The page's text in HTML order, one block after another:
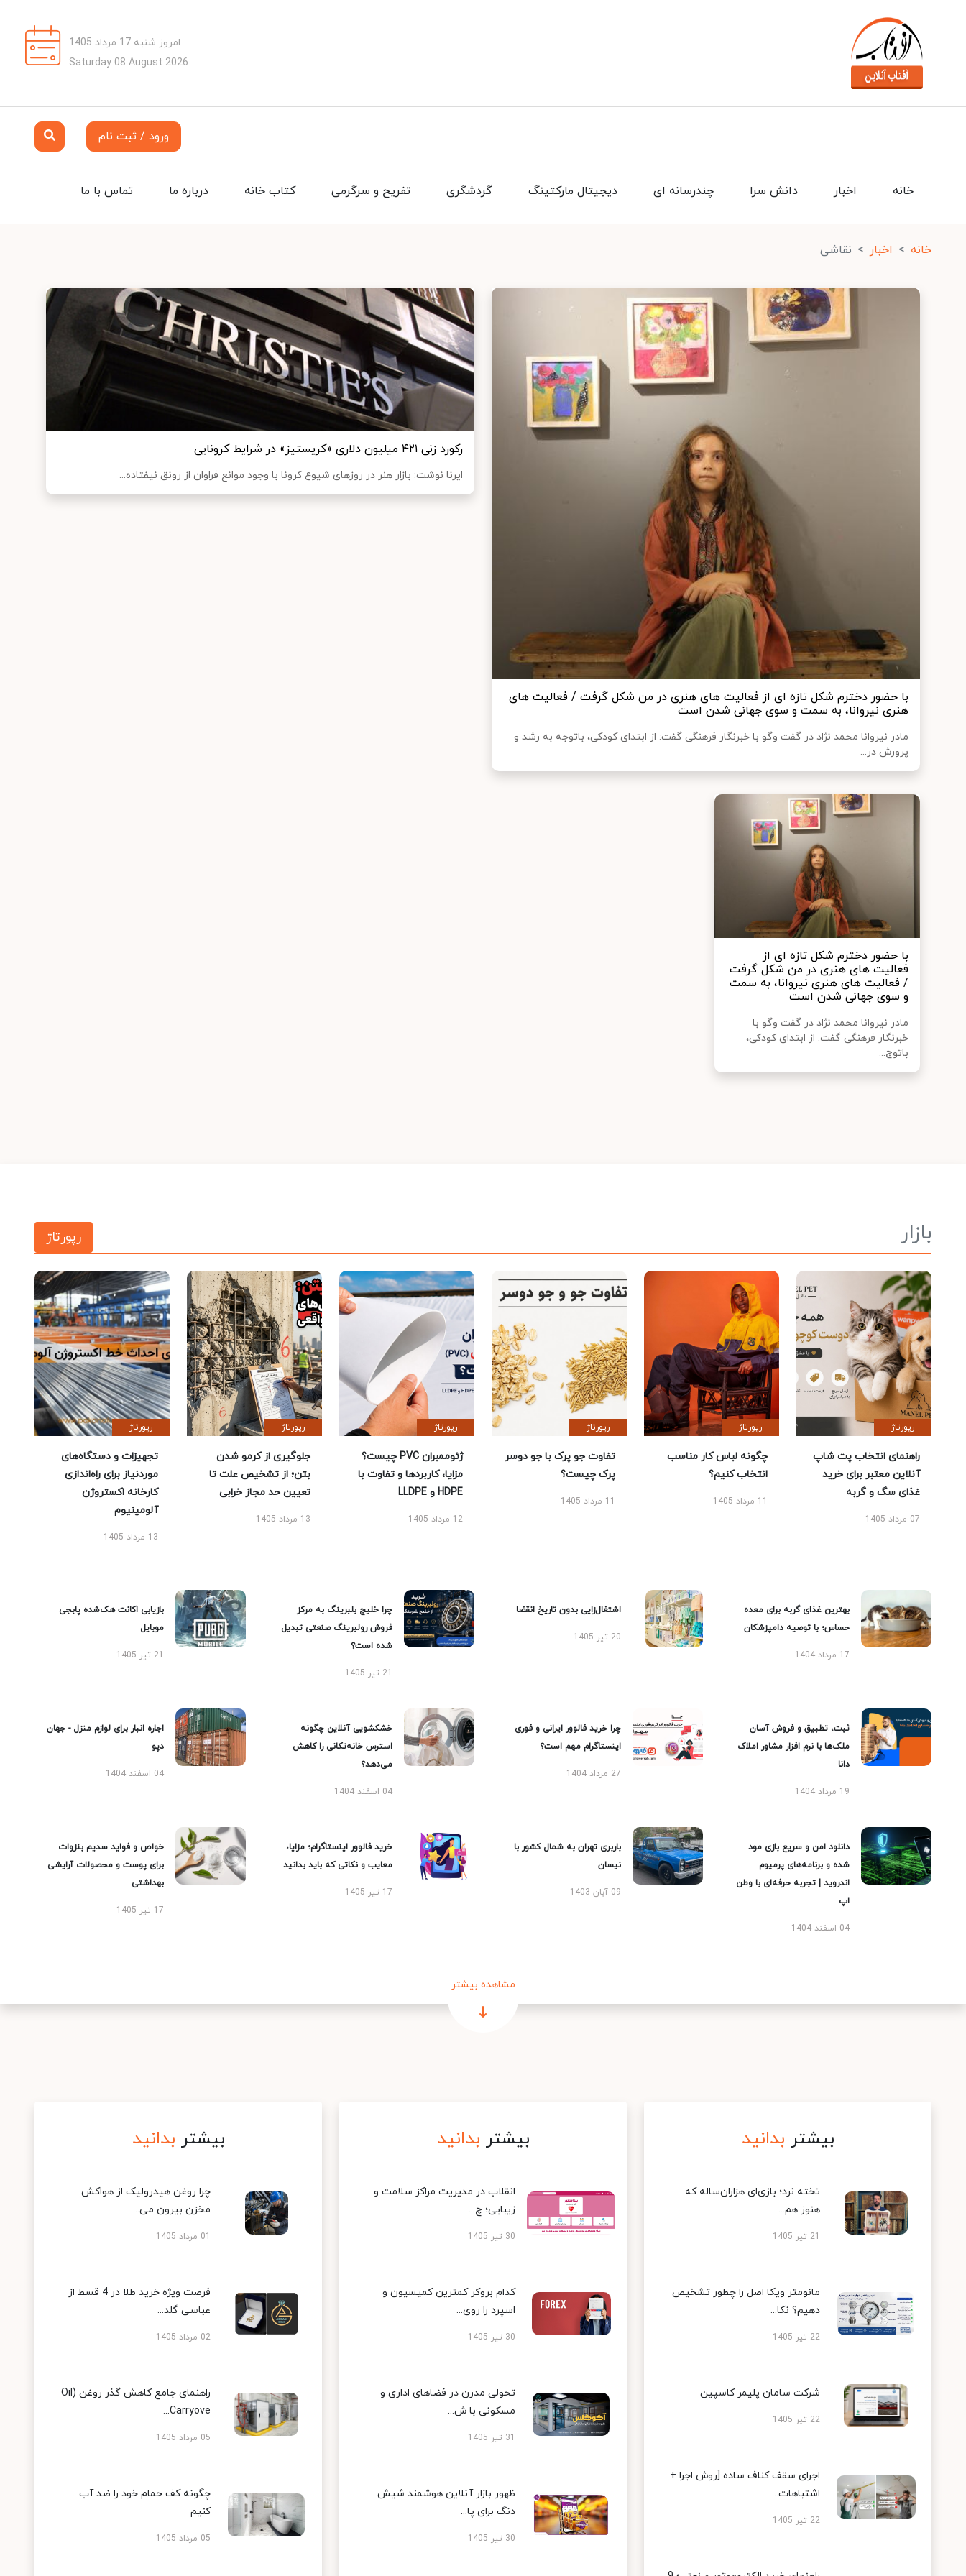
امروز شنبه 17 مرداد 1405
Saturday 08 August 2026
ورود / ثبت نام
تماس با ما درباره ما کتاب خانه تفریح و سرگرمی گردشگری دیجیتال مارکتینگ چندرسانه ای دانش سرا اخبار خانه
خانه اخبار نقاشی
با حضور دخترم شکل تازه ای از فعالیت های هنری در من شکل گرفت / فعالیت های
هنری نیروانا، به سمت و سوی جهانی شدن است
مادر نیروانا محمد نژاد در گفت وگو با خبرنگار فرهنگی گفت: از ابتدای کودکی، باتوجه به رشد و
پرورش در...
رکورد زنی ۴۲۱ میلیون دلاری «کریستیز» در شرایط کرونایی
ایرنا نوشت: بازار هنر در روزهای شیوع کرونا با وجود موانع فراوان از رونق نیفتاده...
با حضور دخترم شکل تازه ای از
فعالیت های هنری در من شکل گرفت
/ فعالیت های هنری نیروانا، به سمت
و سوی جهانی شدن است
مادر نیروانا محمد نژاد در گفت وگو با
خبرنگار فرهنگی گفت: از ابتدای کودکی،
باتوج...
بازار رپورتاژ
رپورتاژ
راهنمای انتخاب پت شاپ
آنلاین معتبر برای خرید
غذای سگ و گربه
07 مرداد 1405
رپورتاژ
چگونه لباس کار مناسب
انتخاب کنیم؟
11 مرداد 1405
رپورتاژ
تفاوت جو پرک با جو دوسر
پرک چیست؟
11 مرداد 1405
رپورتاژ
ژئوممبران PVC چیست؟
مزایا، کاربردها و تفاوت با
HDPE و LLDPE
12 مرداد 1405
رپورتاژ
جلوگیری از کرمو شدن
بتن؛ از تشخیص علت تا
تعیین حد مجاز خرابی
13 مرداد 1405
رپورتاژ
تجهیزات و دستگاه‌های
موردنیاز برای راه‌اندازی
کارخانه اکستروژن
آلومینیوم
13 مرداد 1405
بهترین غذای گربه برای معده
حساس؛ با توصیه دامپزشکان
17 مرداد 1404
اشتغال‌زایی بدون تاریخ انقضا
20 تیر 1405
چرا خلیج بلبرینگ به مرکز
فروش رولبرینگ صنعتی تبدیل
شده است؟
21 تیر 1405
بازیابی اکانت هک‌شده پابجی
موبایل
21 تیر 1405
ثبت، تطبیق و فروش آسان
ملک‌ها با نرم افزار مشاور املاک
دانا
19 مرداد 1404
چرا خرید فالوور ایرانی و فوری
اینستاگرام مهم است؟
27 مرداد 1404
خشکشویی آنلاین چگونه
استرس خانه‌تکانی را کاهش
می‌دهد؟
04 اسفند 1404
اجاره انبار برای لوازم منزل - جهان
دپو
04 اسفند 1404
دانلود امن و سریع بازی مود
شده و برنامه‌های پرمیوم
اندروید | تجربه حرفه‌ای با وطن
اپ
04 اسفند 1404
باربری تهران به شمال کشور با
نیسان
09 آبان 1403
خرید فالوور اینستاگرام؛ مزایا،
معایب و نکاتی که باید بدانید
17 تیر 1405
خواص و فواید سدیم بنزوات
برای پوست و محصولات آرایشی
بهداشتی
17 تیر 1405
مشاهده بیشتر
بیشتر بدانید
تخته نرد؛ بازی‌ای هزاران‌ساله که
هنوز هم...
21 تیر 1405
مانومتر ویکا اصل را چطور تشخیص
دهیم؟ نکا...
22 تیر 1405
شرکت سامان پلیمر کاسپین
22 تیر 1405
اجرای سقف کناف ساده [روش اجرا +
اشتباهات...
22 تیر 1405
بیشتر بدانید
انقلاب در مدیریت مراکز سلامت و
زیبایی؛ چ...
30 تیر 1405
کدام بروکر کمترین کمیسیون و
اسپرد را روی...
30 تیر 1405
تحولی مدرن در فضاهای اداری و
مسکونی با ش...
31 تیر 1405
ظهور بازار آنلاین هوشمند شیش
دنگ برای پا...
30 تیر 1405
بیشتر بدانید
چرا روغن هیدرولیک از هواکش
مخزن بیرون می...
01 مرداد 1405
فرصت ویژه خرید طلا در 4 قسط از
عباسی گلد...
02 مرداد 1405
راهنمای جامع کاهش گذر روغن (Oil
Carryove...
05 مرداد 1405
چگونه کف حمام خود را ضد آب
کنیم
05 مرداد 1405